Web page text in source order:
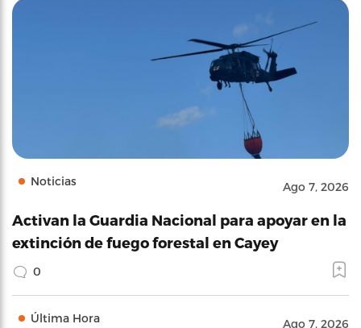
Noticias Ago 7, 2026
Activan la Guardia Nacional para apoyar en la
extinción de fuego forestal en Cayey
0
Última Hora Ago 7, 2026